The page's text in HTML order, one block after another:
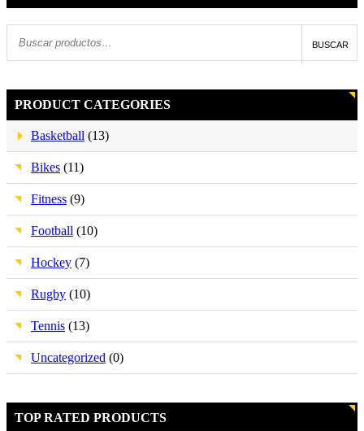
BUSCAR
PRODUCT CATEGORIES
Basketball (13)
Bikes (11)
Fitness (9)
Football (10)
Hockey (7)
Rugby (10)
Tennis (13)
Uncategorized (0)
TOP RATED PRODUCTS